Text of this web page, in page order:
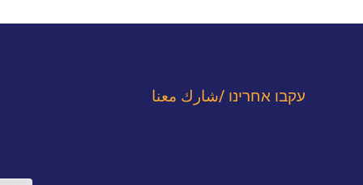
עקבו אחרינו /شارك معنا